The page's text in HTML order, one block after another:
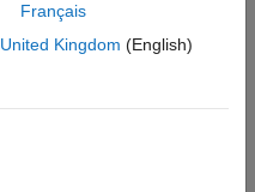
Français
United Kingdom (English)